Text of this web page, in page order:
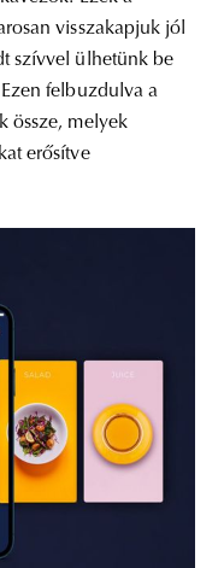
visszakapjuk jól
szívvel ülhetünk be
felbuzdulva a
össze, melyek
erősítve